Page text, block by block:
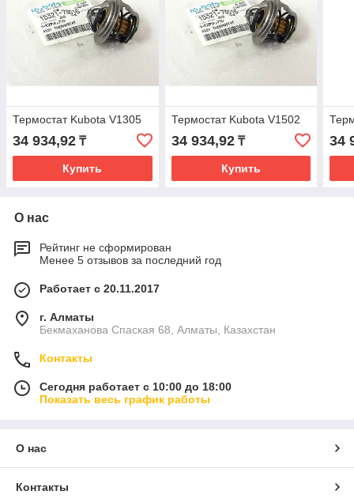
Термостат Kubota V1305
34 934,92 ₸
Купить
Термостат Kubota V1502
34 934,92₸
Купить
34
О нас
Рейтинг не сформирован
Менее 5 отзывов за последний год
Работает с 20.11.2017
г. Алматы
Бекмаханова Спаская 68, Алматы, Казахстан
Контакты
Сегодня работает с 10:00 до 18:00
Показать весь график работы
О нас
Контакты